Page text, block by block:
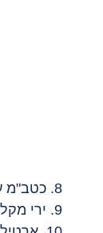
8. כטב"מ על אופנוע ב
9. ירי מקלעים על